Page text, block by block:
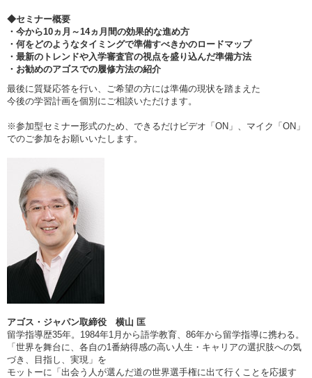
◆セミナー概要
・今から10ヵ月～14ヵ月間の効果的な進め方
・何をどのようなタイミングで準備すべきかのロードマップ
・最新のトレンドや入学審査官の視点を盛り込んだ準備方法
・お勧めのアゴスでの履修方法の紹介
最後に質疑応答を行い、ご希望の方には準備の現状を踏まえた
今後の学習計画を個別にご相談いただけます。
※参加型セミナー形式のため、できるだけビデオ「ON」、マイク「ON」
でのご参加をお願いいたします。
アゴス・ジャパン取締役 横山 匡
留学指導歴35年。 1984年1月から語学教育、86年から留学指導に携わる。
「世界を舞台に、各自の1番納得感の高い人生・キャリアの選択肢への気
づき、目指し、実現」を
モットーに「出会う人が選んだ道の世界選手権に出て行くことを応援す